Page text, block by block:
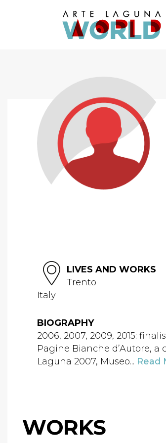
LIVES AND WORKS
Trento
Italy
BIOGRAPHY
2006, 2007, 2009, 2015:
Pagine Bianche d’Autore,
Laguna 2007, Museo... Read
WORKS